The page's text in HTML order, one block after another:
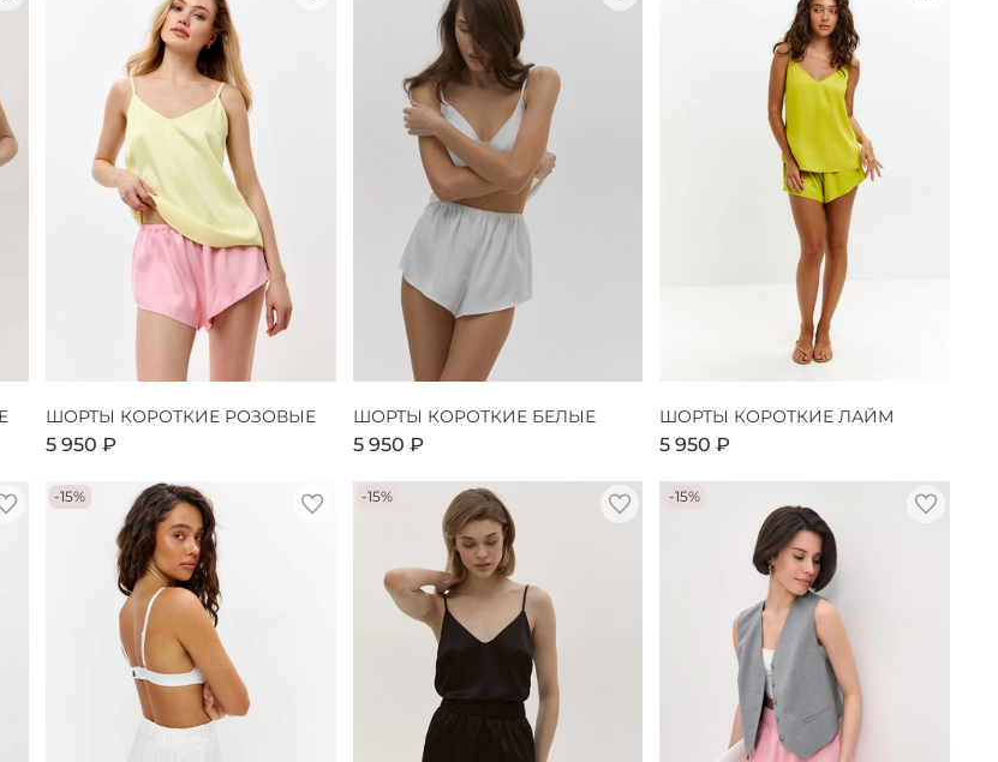
ШОРТЫ КОРОТКИЕ РОЗОВЫЕ
5 950 ₽
ШОРТЫ КОРОТКИЕ БЕЛЫЕ
5 950 ₽
ШОРТЫ КОРОТКИЕ ЛАЙМ
5 950 ₽
-15% -15% -15%